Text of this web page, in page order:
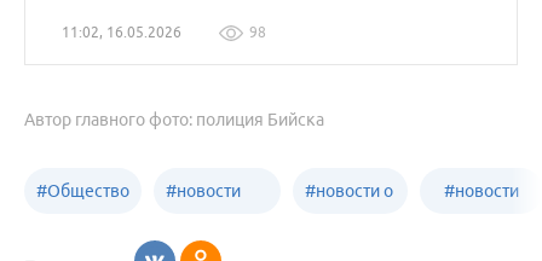
11:02, 16.05.2026 98
Автор главного фото: полиция Бийска
#Общество #новости
образования
#новости о #новости